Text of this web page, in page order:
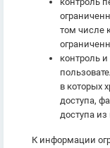
том числе
контроль
в которых
доступа,
доступа
К информации